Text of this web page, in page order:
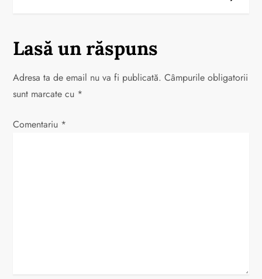
a
r
Lasă un răspuns
Adresa ta de email nu va fi publicată. Câmpurile obligatorii
sunt marcate cu *
Comentariu *